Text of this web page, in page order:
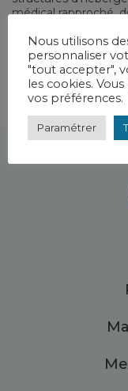
médical rapproché,
de la vie
Nous utilisons
personnaliser
"tout accepter",
les cookies.
vos préférences.
Paramétrer